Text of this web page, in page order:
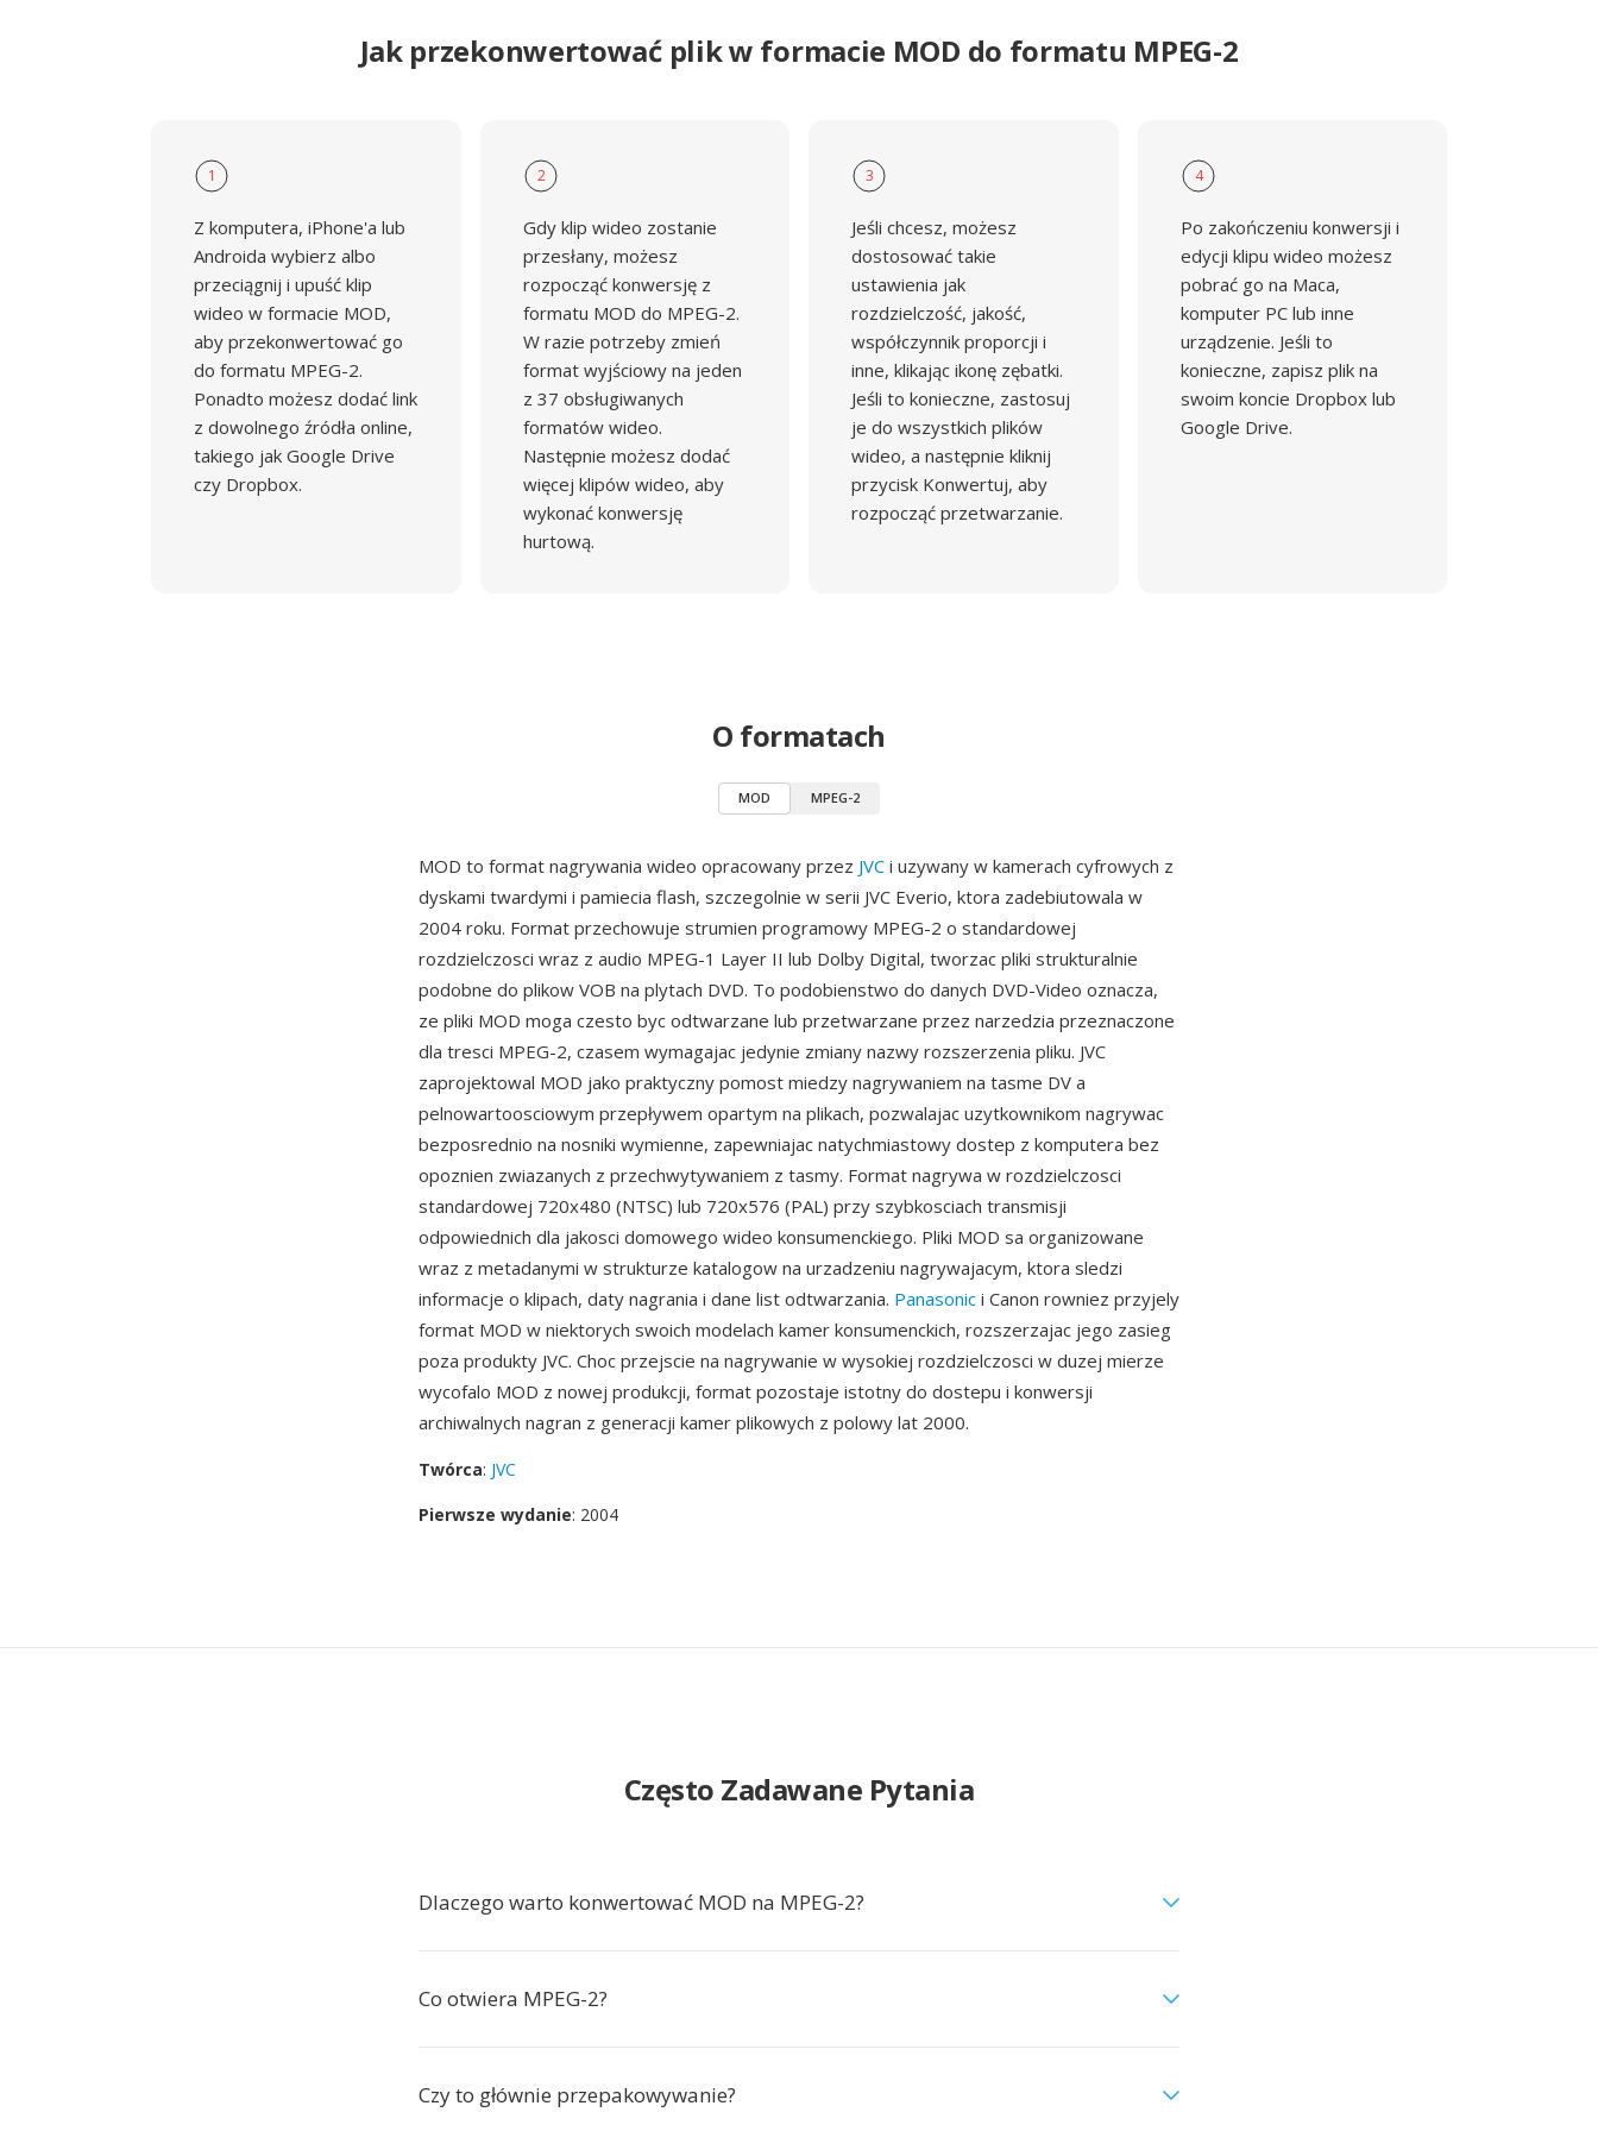
Jak przekonwertować plik w formacie MOD do formatu MPEG-2
1
Z komputera, iPhone'a lub
Androida wybierz albo
przeciągnij i upuść klip
wideo w formacie MOD,
aby przekonwertować go
do formatu MPEG-2.
Ponadto możesz dodać link
z dowolnego źródła online,
takiego jak Google Drive
czy Dropbox.
2
Gdy klip wideo zostanie
przesłany, możesz
rozpocząć konwersję z
formatu MOD do MPEG-2.
W razie potrzeby zmień
format wyjściowy na jeden
z 37 obsługiwanych
formatów wideo.
Następnie możesz dodać
więcej klipów wideo, aby
wykonać konwersję
hurtową.
3
Jeśli chcesz, możesz
dostosować takie
ustawienia jak
rozdzielczość, jakość,
współczynnik proporcji i
inne, klikając ikonę zębatki.
Jeśli to konieczne, zastosuj
je do wszystkich plików
wideo, a następnie kliknij
przycisk Konwertuj, aby
rozpocząć przetwarzanie.
4
Po zakończeniu konwersji i
edycji klipu wideo możesz
pobrać go na Maca,
komputer PC lub inne
urządzenie. Jeśli to
konieczne, zapisz plik na
swoim koncie Dropbox lub
Google Drive.
O formatach
MOD MPEG-2
MOD to format nagrywania wideo opracowany przez JVC i uzywany w kamerach cyfrowych z
dyskami twardymi i pamiecia flash, szczegolnie w serii JVC Everio, ktora zadebiutowala w
2004 roku. Format przechowuje strumien programowy MPEG-2 o standardowej
rozdzielczosci wraz z audio MPEG-1 Layer II lub Dolby Digital, tworzac pliki strukturalnie
podobne do plikow VOB na plytach DVD. To podobienstwo do danych DVD-Video oznacza,
ze pliki MOD moga czesto byc odtwarzane lub przetwarzane przez narzedzia przeznaczone
dla tresci MPEG-2, czasem wymagajac jedynie zmiany nazwy rozszerzenia pliku. JVC
zaprojektowal MOD jako praktyczny pomost miedzy nagrywaniem na tasme DV a
pelnowartoosciowym przepływem opartym na plikach, pozwalajac uzytkownikom nagrywac
bezposrednio na nosniki wymienne, zapewniajac natychmiastowy dostep z komputera bez
opoznien zwiazanych z przechwytywaniem z tasmy. Format nagrywa w rozdzielczosci
standardowej 720x480 (NTSC) lub 720x576 (PAL) przy szybkosciach transmisji
odpowiednich dla jakosci domowego wideo konsumenckiego. Pliki MOD sa organizowane
wraz z metadanymi w strukturze katalogow na urzadzeniu nagrywajacym, ktora sledzi
informacje o klipach, daty nagrania i dane list odtwarzania. Panasonic i Canon rowniez przyjely
format MOD w niektorych swoich modelach kamer konsumenckich, rozszerzajac jego zasieg
poza produkty JVC. Choc przejscie na nagrywanie w wysokiej rozdzielczosci w duzej mierze
wycofalo MOD z nowej produkcji, format pozostaje istotny do dostepu i konwersji
archiwalnych nagran z generacji kamer plikowych z polowy lat 2000.
Twórca: JVC
Pierwsze wydanie: 2004
Często Zadawane Pytania
Dlaczego warto konwertować MOD na MPEG-2?
Co otwiera MPEG-2?
Czy to głównie przepakowywanie?